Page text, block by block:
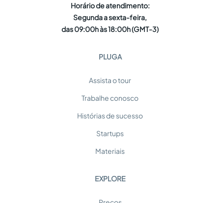
Horário de atendimento:
Segunda a sexta-feira,
das 09:00h às 18:00h (GMT-3)
PLUGA
Assista o tour
Trabalhe conosco
Histórias de sucesso
Startups
Materiais
EXPLORE